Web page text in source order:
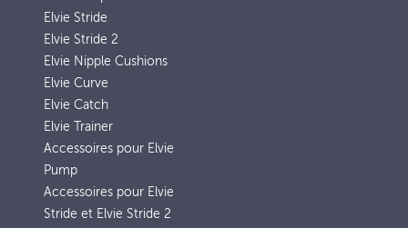
Elvie Stride
Elvie Stride 2
Elvie Nipple Cushions
Elvie Curve
Elvie Catch
Elvie Trainer
Accessoires pour Elvie
Pump
Accessoires pour Elvie
Stride et Elvie Stride 2